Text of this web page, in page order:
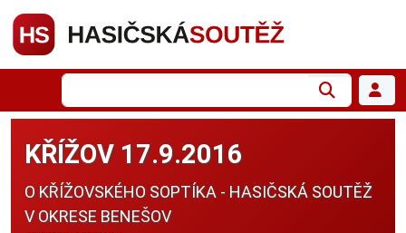
KŘÍŽOV 17.9.2016
O KŘÍŽOVSKÉHO SOPTÍKA - HASIČSKÁ SOUTĚŽ
V OKRESE BENEŠOV